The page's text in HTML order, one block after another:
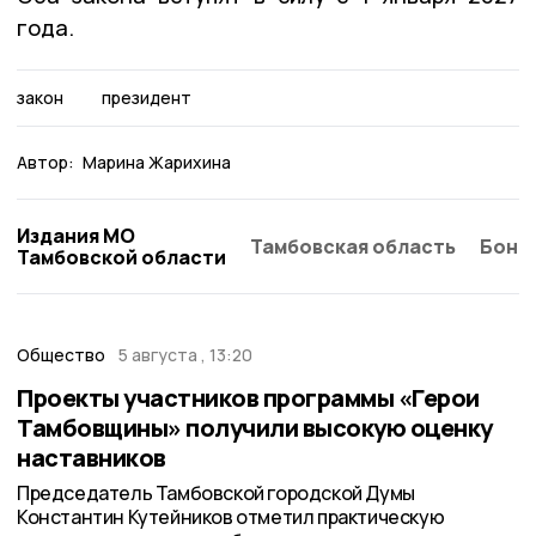
года.
закон президент
Автор: Марина Жарихина
Издания МО
Тамбовской области
Тамбовская область
Общество 5 августа , 13:20
Проекты участников программы «Герои
Тамбовщины» получили высокую оценку
наставников
Председатель Тамбовской городской Думы
Константин Кутейников отметил практическую